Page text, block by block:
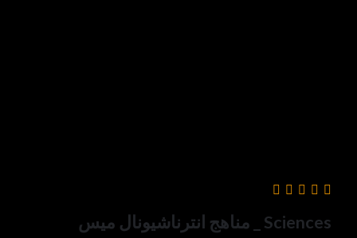
Sciences _ مناهج انترناشيونال ميس